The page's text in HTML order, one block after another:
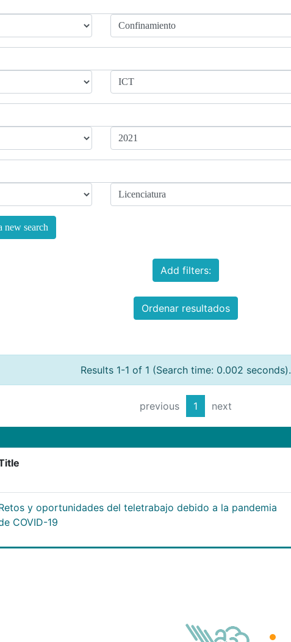
new search
Add filters:
Ordenar resultados
Results 1-1 of 1 (Search time: 0.002 seconds).
previous 1 next
y oportunidades del teletrabajo debido a la pandemia
COVID-19